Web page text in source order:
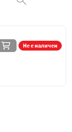
Не е наличен